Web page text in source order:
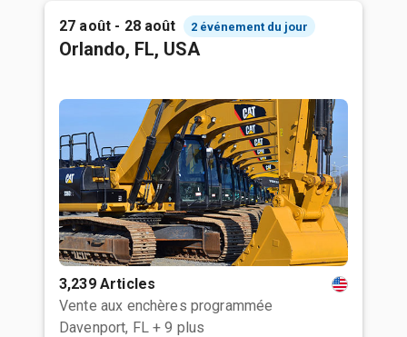
27 août - 28 août 2 événement du jour
Orlando, FL, USA
3,239 Articles
Vente aux enchères programmée
Davenport, FL + 9 plus